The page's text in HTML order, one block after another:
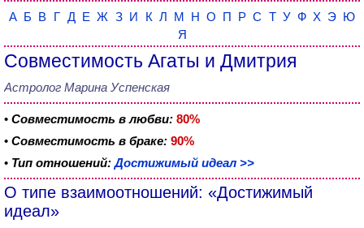
А Б В Г Д Е Ж З И К Л М Н О П Р С Т У Ф Х Э Ю
Я
Совместимость Агаты и Дмитрия
Астролог Марина Успенская
• Совместимость в любви: 80%
• Совместимость в браке: 90%
• Тип отношений:Достижимый идеал >>
О типе взаимоотношений: «Достижимый
идеал»